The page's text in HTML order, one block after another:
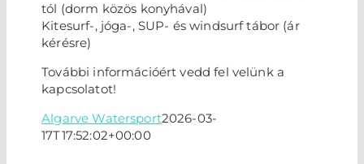
tól (dorm közös konyhával)
Kitesurf-, jóga-, SUP- és windsurf tábor (ár
kérésre)
További információért vedd fel velünk a
kapcsolatot!
Algarve Watersport2026-03-
17T17:52:02+00:00